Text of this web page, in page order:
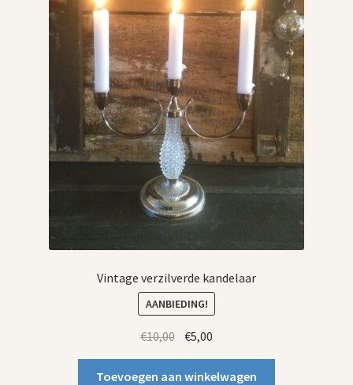
Vintage verzilverde kandelaar
AANBIEDING!
€10,00 Oorspronkelijke
was:
€5,00
is:
Toevoegen aan winkelwagen